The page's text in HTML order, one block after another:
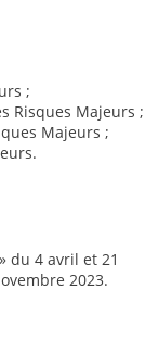
;
Risques Majeurs ;
Majeurs ;
du 4 avril et 21
2023.